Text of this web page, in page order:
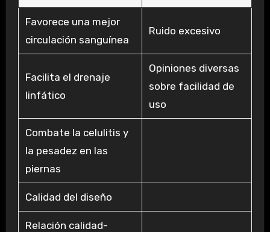
Favorece una mejor
circulación sanguínea
Ruido excesivo
Facilita el drenaje
linfático
Opiniones diversas
sobre facilidad de
uso
Combate la celulitis y
la pesadez en las
piernas
Calidad del diseño
Relación calidad-